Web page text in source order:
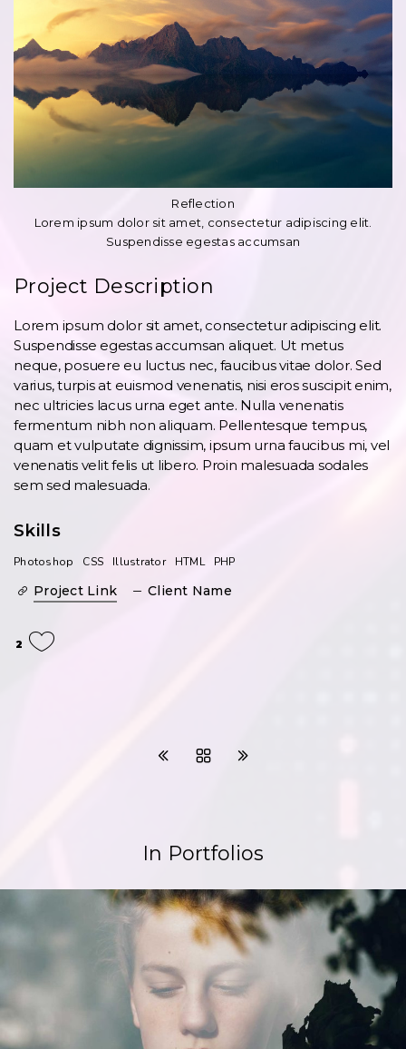
Reflection
Lorem ipsum dolor sit amet, consectetur adipiscing elit.
Suspendisse egestas accumsan
Project Description
Lorem ipsum dolor sit amet, consectetur adipiscing elit.
Suspendisse egestas accumsan aliquet. Ut metus
neque, posuere eu luctus nec, faucibus vitae dolor. Sed
varius, turpis at euismod venenatis, nisi eros suscipit enim,
nec ultricies lacus urna eget ante. Nulla venenatis
fermentum nibh non aliquam. Pellentesque tempus,
quam et vulputate dignissim, ipsum urna faucibus mi, vel
venenatis velit felis ut libero. Proin malesuada sodales
sem sed malesuada.
Skills
Photoshop CSS Illustrator HTML PHP
Project Link Client Name
2
In Portfolios